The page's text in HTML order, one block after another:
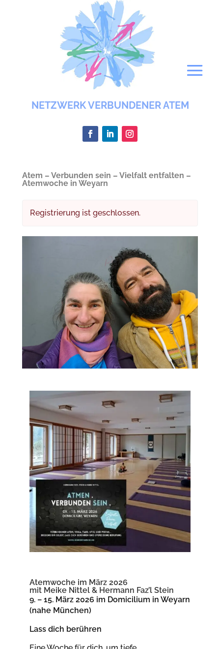
NETZWERK VERBUNDENER ATEM
Atem – Verbunden sein – Vielfalt entfalten –
Atemwoche in Weyarn
Registrierung ist geschlossen.
Atemwoche im März 2026
mit Meike Nittel & Hermann Faz’l Stein
9. – 15. März 2026 im Domicilium in Weyarn
(nahe München)
Lass dich berühren